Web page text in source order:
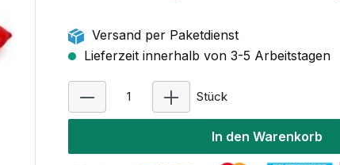
Versand per Paketdienst
Lieferzeit innerhalb von 3-5 Arbeitstagen
Stück
In den Warenkorb